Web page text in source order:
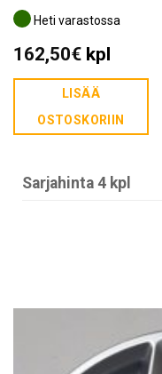
Heti varastossa
162,50€kpl
LISÄÄ
OSTOSKORIIN
Sarjahinta 4 kpl